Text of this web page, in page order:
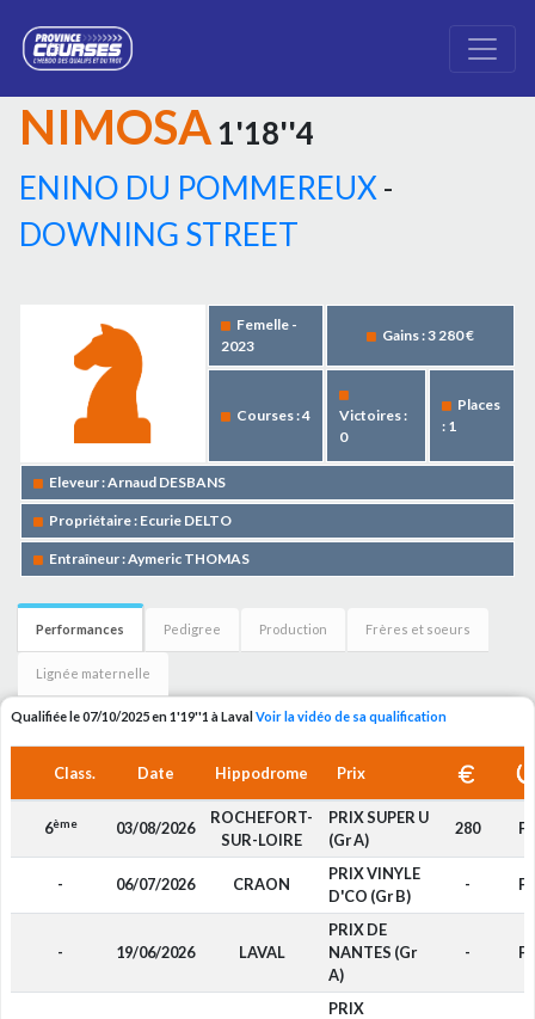
NIMOSA 1'18''4
ENINO DU POMMEREUX -
DOWNING STREET
Femelle -
2023
Gains : 3 280 €
Courses : 4
Victoires :
0
Places
: 1
Eleveur : Arnaud DESBANS
Propriétaire : Ecurie DELTO
Entraîneur : Aymeric THOMAS
Performances Pedigree Production Frères et soeurs
Lignée maternelle
Qualifiée le 07/10/2025 en 1'19''1 à LavalVoir la vidéo de sa qualification
Class. Date Hippodrome Prix
6ème 03/08/2026
ROCHEFORT-
SUR-LOIRE
PRIX SUPER U
(Gr A)
280 F4
- 06/07/2026 CRAON
PRIX VINYLE
D'CO (Gr B)
- F4
- 19/06/2026 LAVAL
PRIX DE
NANTES (Gr
A)
- F4
PRIX